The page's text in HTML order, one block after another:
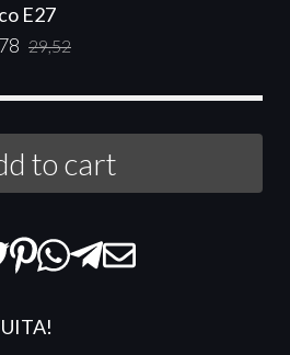
E27
29,52
to cart